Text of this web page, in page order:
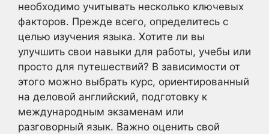
необходимо учитывать несколько ключевых
факторов. Прежде всего, определитесь с
целью изучения языка. Хотите ли вы
улучшить свои навыки для работы, учебы или
просто для путешествий? В зависимости от
этого можно выбрать курс, ориентированный
на деловой английский, подготовку к
международным экзаменам или
разговорный язык. Важно оценить свой